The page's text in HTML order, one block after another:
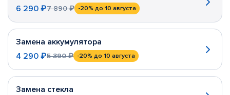
6 290 ₽7 890 ₽ -20% до 10 августа
Замена аккумулятора
4 290 ₽5 390 ₽ -20% до 10 августа
Замена стекла